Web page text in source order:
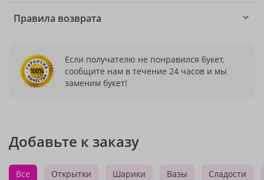
Правила возврата
Если получателю не понравился букет,
сообщите нам в течение 24 часов и мы
заменим букет!
Добавьте к заказу
Все Открытки Шарики Вазы Сладости